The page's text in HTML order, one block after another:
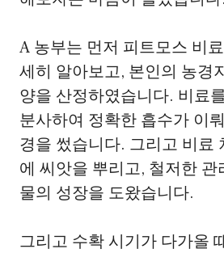
A 농부는 먼저 피트모스 비
세히 알아보고, 본인의 농경
양을 산정하였습니다. 비료
분사하여 정확한 흡수가 이
경을 썼습니다. 그리고 비료
에 씨앗을 뿌리고, 철저한
물의 성장을 도왔습니다.
그리고 수확 시기가 다가올